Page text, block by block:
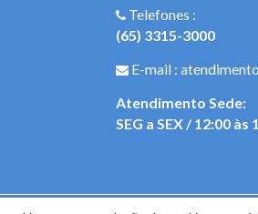
Telefones :
(65) 3315-3000
E-mail :
Atendimento Sede:
SEG a SEX / 12:00 às